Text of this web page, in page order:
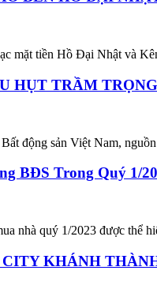
mặt tiền Hồ Đại Nhật và
HỤT TRẦM
động sản Việt Nam,
BĐS Trong Quý 1/
nhà quý 1/2023 được thể
KHÁNH